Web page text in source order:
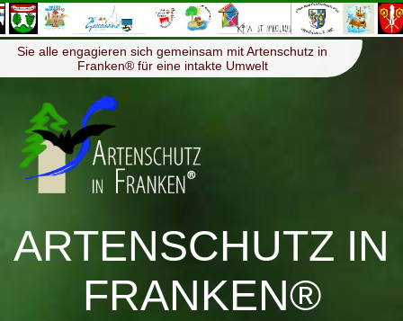
Menü ≡
Sie alle engagieren sich gemeinsam mit Artenschutz in
Franken® für eine intakte Umwelt
ARTENSCHUTZ IN
FRANKEN®